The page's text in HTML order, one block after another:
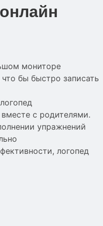
мониторе
бы быстро записать
с родителями.
упражнений
логопед